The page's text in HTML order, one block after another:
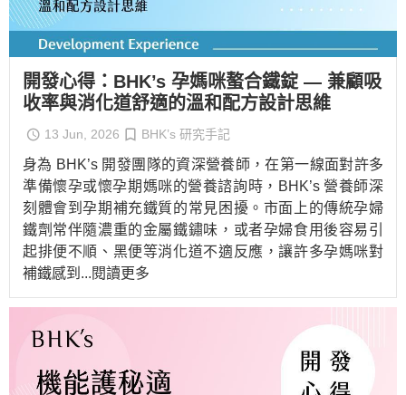
開發心得：BHK’s 孕媽咪螯合鐵錠 — 兼顧吸
收率與消化道舒適的溫和配方設計思維
13 Jun, 2026 BHK’s 研究手記
身為 BHK’s 開發團隊的資深營養師，在第一線面對許多
準備懷孕或懷孕期媽咪的營養諮詢時，BHK’s 營養師深
刻體會到孕期補充鐵質的常見困擾。市面上的傳統孕婦
鐵劑常伴隨濃重的金屬鐵鏽味，或者孕婦食用後容易引
起排便不順、黑便等消化道不適反應，讓許多孕媽咪對
補鐵感到 ...閱讀更多